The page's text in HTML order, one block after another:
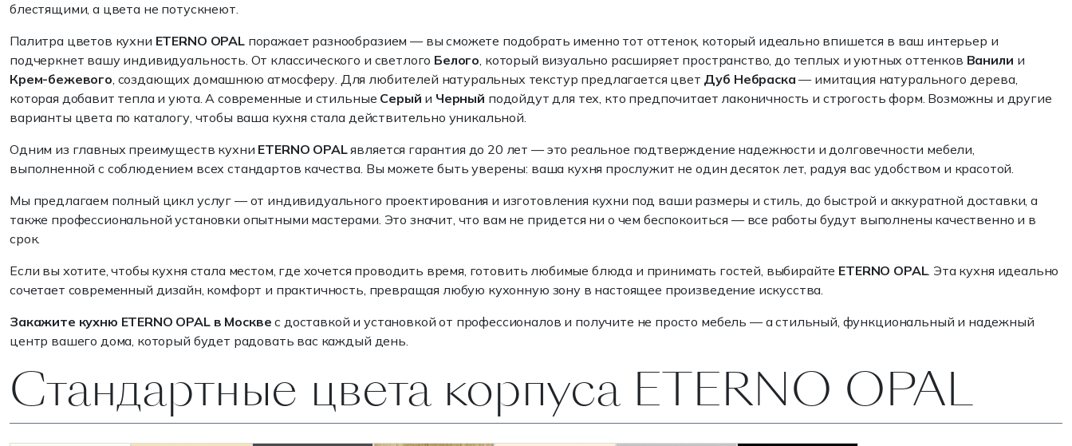
блестящими, а цвета не потускнеют.
Палитра цветов кухни ETERNO OPALпоражает разнообразием — вы сможете подобрать именно тот оттенок, который идеально впишется в ваш интерьер и
подчеркнет вашу индивидуальность. От классического и светлого Белого, который визуально расширяет пространство, до теплых и уютных оттенков Ванили и
Крем-бежевого, создающих домашнюю атмосферу. Для любителей натуральных текстур предлагается цвет Дуб Небраска— имитация натурального дерева,
которая добавит тепла и уюта. А современные и стильные Серый и Черный подойдут для тех, кто предпочитает лаконичность и строгость форм. Возможны и другие
варианты цвета по каталогу, чтобы ваша кухня стала действительно уникальной.
Одним из главных преимуществ кухни ETERNO OPALявляется гарантия до 20 лет — это реальное подтверждение надежности и долговечности мебели,
выполненной с соблюдением всех стандартов качества. Вы можете быть уверены: ваша кухня прослужит не один десяток лет, радуя вас удобством и красотой.
Мы предлагаем полный цикл услуг — от индивидуального проектирования и изготовления кухни под ваши размеры и стиль, до быстрой и аккуратной доставки, а
также профессиональной установки опытными мастерами. Это значит, что вам не придется ни о чем беспокоиться — все работы будут выполнены качественно и в
срок.
Если вы хотите, чтобы кухня стала местом, где хочется проводить время, готовить любимые блюда и принимать гостей, выбирайте ETERNO OPAL. Эта кухня идеально
сочетает современный дизайн, комфорт и практичность, превращая любую кухонную зону в настоящее произведение искусства.
Закажите кухню ETERNO OPAL в Москве с доставкой и установкой от профессионалов и получите не просто мебель — а стильный, функциональный и надежный
центр вашего дома, который будет радовать вас каждый день.
Стандартные цвета корпуса ETERNO OPAL